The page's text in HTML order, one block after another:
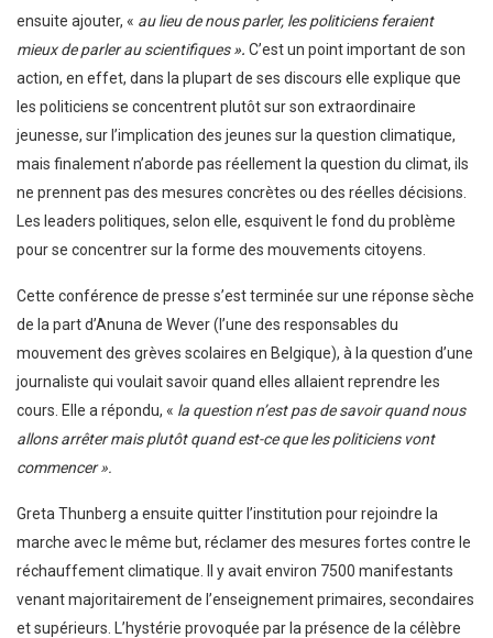
ensuite ajouter, « au lieu de nous parler, les politiciens feraient
mieux de parler au scientifiques». C’est un point important de son
action, en effet, dans la plupart de ses discours elle explique que
les politiciens se concentrent plutôt sur son extraordinaire
jeunesse, sur l’implication des jeunes sur la question climatique,
mais finalement n’aborde pas réellement la question du climat, ils
ne prennent pas des mesures concrètes ou des réelles décisions.
Les leaders politiques, selon elle, esquivent le fond du problème
pour se concentrer sur la forme des mouvements citoyens.
Cette conférence de presse s’est terminée sur une réponse sèche
de la part d’Anuna de Wever (l’une des responsables du
mouvement des grèves scolaires en Belgique), à la question d’une
journaliste qui voulait savoir quand elles allaient reprendre les
cours. Elle a répondu, « la question n’est pas de savoir quand nous
allons arrêter mais plutôt quand est-ce que les politiciens vont
commencer ».
Greta Thunberg a ensuite quitter l’institution pour rejoindre la
marche avec le même but, réclamer des mesures fortes contre le
réchauffement climatique. Il y avait environ 7500 manifestants
venant majoritairement de l’enseignement primaires, secondaires
et supérieurs. L’hystérie provoquée par la présence de la célèbre